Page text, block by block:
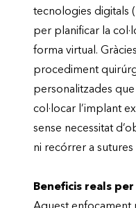
tecnologies digitals
per planificar la
forma virtual.
procediment
personalitzades
col·locar l’implant
sense necessitat
ni recórrer a sutures
Beneficis reals